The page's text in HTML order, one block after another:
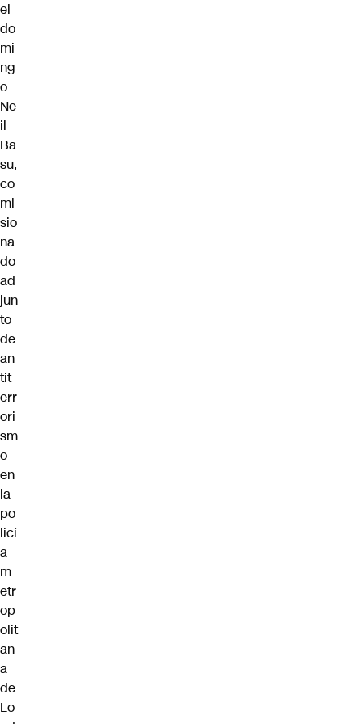
el
do
mi
ng
o
Ne
il
Ba
su,
co
mi
sio
na
do
ad
jun
to
de
an
tit
err
ori
sm
o
en
la
po
licí
a
m
etr
op
olit
an
a
de
Lo